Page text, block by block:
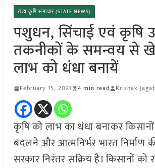
राज्य कृषि समाचार (STATE NEWS)
पशुधन, सिंचाई एवं कृषि
तकनीकों के समन्वय से
लाभ को धंधा बनायें
February 15, 2021 4 min read Krishak Jagat
कृषि को लाभ का धंधा बनाकर
बदलने और आत्मनिर्भर भारत निर्माण
सरकार निरंतर सक्रिय है। किसानों को